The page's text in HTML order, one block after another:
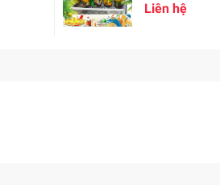
Liên hệ